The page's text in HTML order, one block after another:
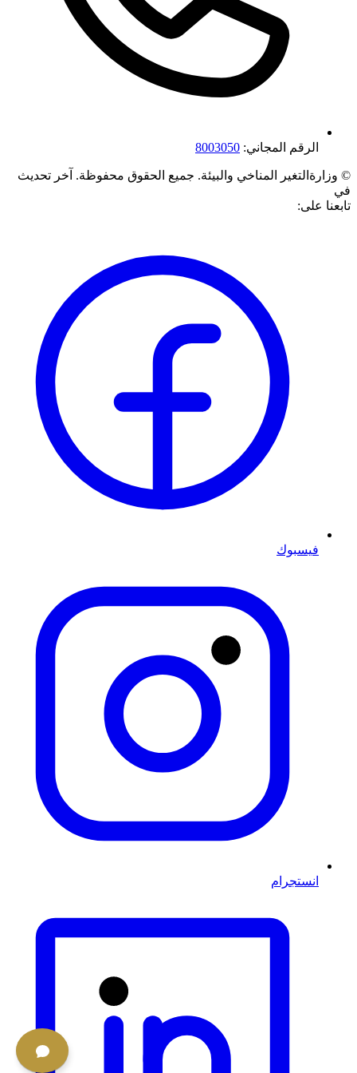
الرقم المجاني: 8003050
© وزارةالتغير المناخي والبيئة. جميع الحقوق محفوظة. آخر تحديث
في
تابعنا على:
فيسبوك
انستجرام